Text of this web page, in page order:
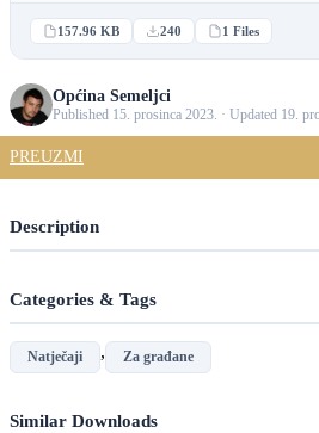
157.96 KB 240 1 Files
Općina Semeljci
Published 15. prosinca 2023. · Updated 19.
PREUZMI
Description
Categories & Tags
Natječaji , Za građane
Similar Downloads